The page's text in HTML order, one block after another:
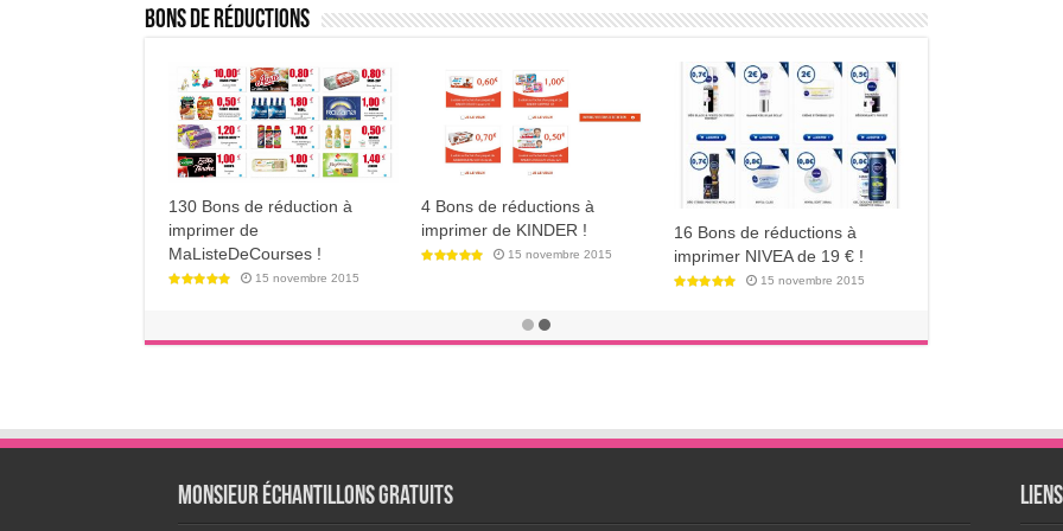
Bons de Réductions
SHOPMIUM : l'Appli Mobile du
coupon de réduction digitalisé
26 septembre 2018
Bons de réduction de Coupon
Network économisez jusqu'à
80€ !
20'000 Trousses de
Naissance Pampers Offerte
Gratuitement par Auchan !
13 septembre 2016
Monsieur échantillons Gratuits Liens